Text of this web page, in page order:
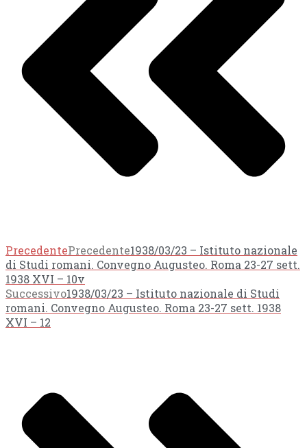
PrecedentePrecedente1938/03/23 – Istituto nazionale
di Studi romani. Convegno Augusteo. Roma 23-27 sett.
1938 XVI – 10v
Successivo1938/03/23 – Istituto nazionale di Studi
romani. Convegno Augusteo. Roma 23-27 sett. 1938
XVI – 12